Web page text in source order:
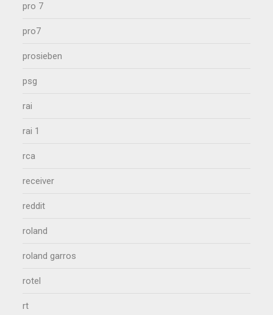
pro 7
pro7
prosieben
psg
rai
rai 1
rca
receiver
reddit
roland
roland garros
rotel
rt